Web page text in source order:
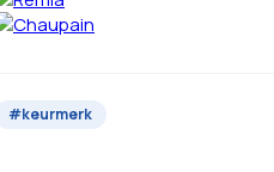
#keurmerk